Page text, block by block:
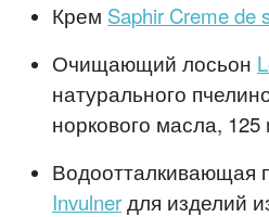
Крем Saphir Creme de
Очищающий лосьон
натурального
норкового масла, 125
Водоотталкивающая
Invulnerдля изделий